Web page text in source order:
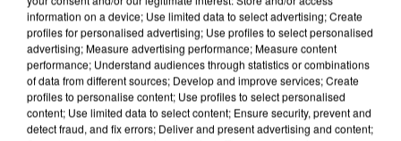
information on a device; Use limited data to select advertising; Create
profiles for personalised advertising; Use profiles to select personalised
advertising; Measure advertising performance; Measure content
performance; Understand audiences through statistics or combinations
of data from different sources; Develop and improve services; Create
profiles to personalise content; Use profiles to select personalised
content; Use limited data to select content; Ensure security, prevent and
detect fraud, and fix errors; Deliver and present advertising and content;